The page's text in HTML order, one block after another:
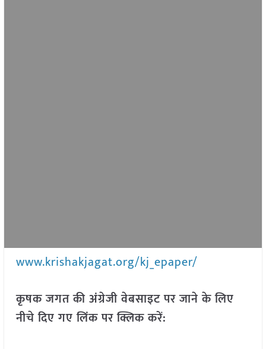
www.krishakjagat.org/kj_epaper/
कृषक जगत की अंग्रेजी वेबसाइट पर जाने के लिए
नीचे दिए गए लिंक पर क्लिक करें: